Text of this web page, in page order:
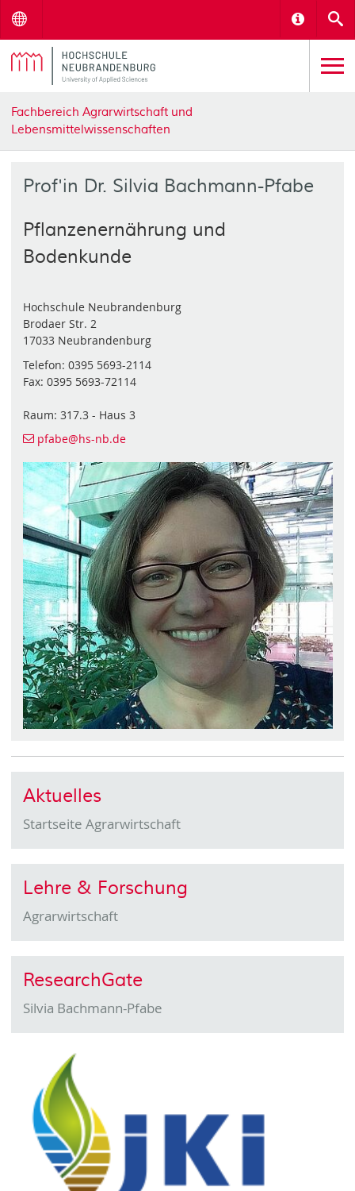
Fachbereich Agrarwirtschaft und
Lebensmittelwissenschaften
Prof'in Dr. Silvia Bachmann-Pfabe
Pflanzenernährung und
Bodenkunde
Hochschule Neubrandenburg
Brodaer Str. 2
17033 Neubrandenburg
Telefon: 0395 5693-2114
Fax: 0395 5693-72114
Raum: 317.3 - Haus 3
pfabe@hs-nb.de
Aktuelles
Startseite Agrarwirtschaft
Lehre & Forschung
Agrarwirtschaft
ResearchGate
Silvia Bachmann-Pfabe